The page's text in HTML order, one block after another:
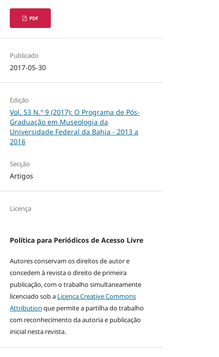
PDF
Publicado
2017-05-30
Edição
Vol. 53 N.º 9 (2017): O Programa de Pós-
Graduação em Museologia da
Universidade Federal da Bahia - 2013 a
2016
Secção
Artigos
Licença
Política para Periódicos de Acesso Livre
Autores conservam os direitos de autor e
concedem à revista o direito de primeira
publicação, com o trabalho simultaneamente
licenciado sob a Licença Creative Commons
Attribution que permite a partilha do trabalho
com reconhecimento da autoria e publicação
inicial nesta revista.